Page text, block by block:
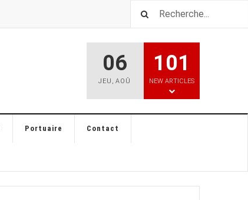
06
JEU ,AOÛ
101
NEW ARTICLES
Portuaire Contact